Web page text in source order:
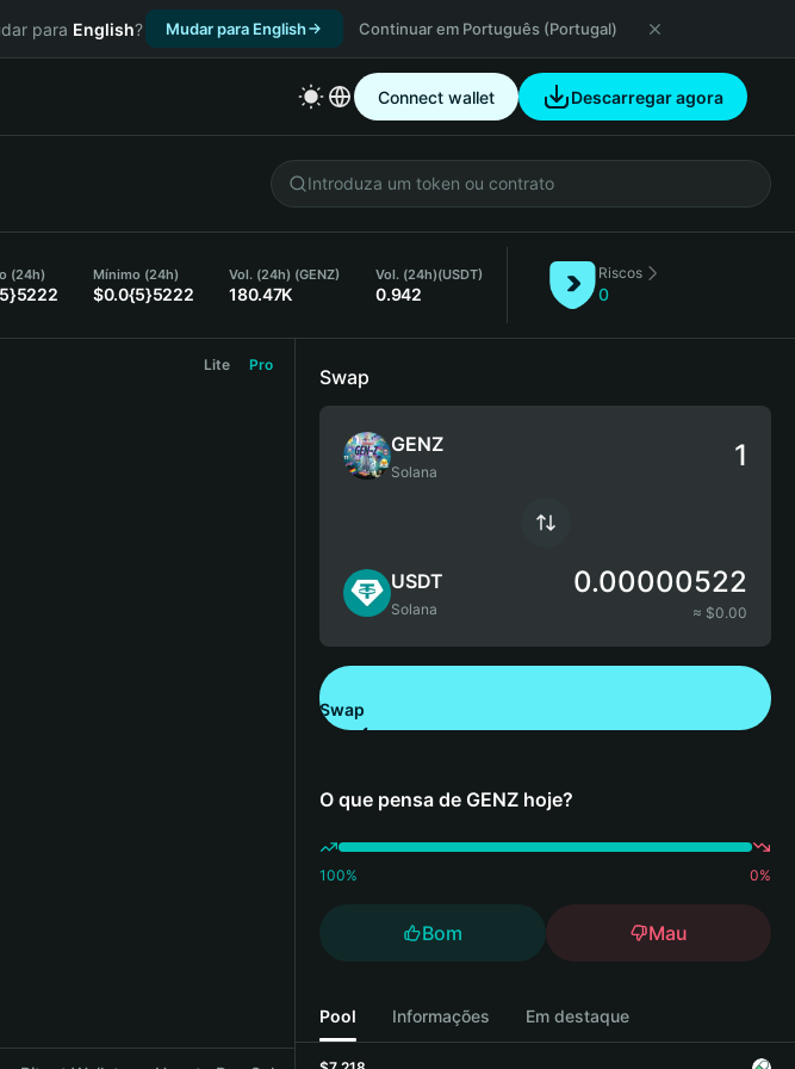
para English? Mudar para English Continuar em Português (Portugal)
Connect wallet Descarregar agora
(24h) Mínimo (24h)
$0.0{5}5222
Vol. (24h) (GENZ)
180.47K
Vol. (24h)(USDT)
0.942
Riscos
0
Lite Pro
Swap
GENZ
Solana
USDT
Solana
0.00000522
≈ $0.00
Swap
O que pensa de GENZ hoje?
100% 0%
Bom Mau
Pool Informações Em destaque